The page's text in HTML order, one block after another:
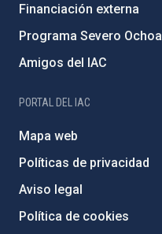
Financiación externa
Programa Severo Ochoa
Amigos del IAC
PORTAL DEL IAC
Mapa web
Políticas de privacidad
Aviso legal
Política de cookies